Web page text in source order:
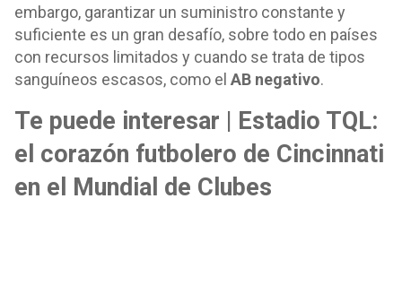
embargo, garantizar un suministro constante y
suficiente es un gran desafío, sobre todo en países
con recursos limitados y cuando se trata de tipos
sanguíneos escasos, como el AB negativo.
Te puede interesar | Estadio TQL:
el corazón futbolero de Cincinnati
en el Mundial de Clubes